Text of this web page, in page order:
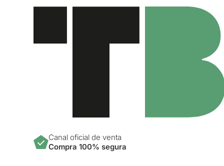
Canal oficial de venta
Compra 100% segura